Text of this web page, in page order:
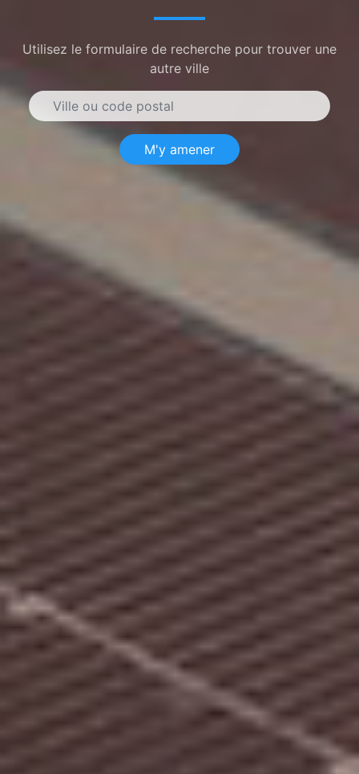
Utilisez le formulaire de recherche pour trouver une
autre ville
M'y amener